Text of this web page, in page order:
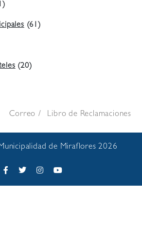
(61)
(20)
Correo Libro de Reclamaciones
de Miraflores 2026